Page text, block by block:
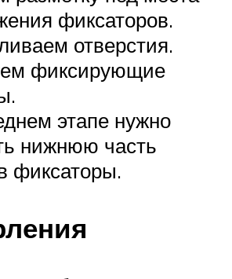
фиксаторов.
отверстия.
фиксирующие
этапе нужно
нижнюю часть
фиксаторы.